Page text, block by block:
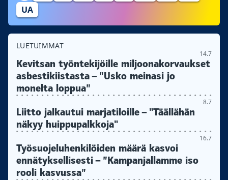
UA
LUETUIMMAT
14.7
Kevitsan työntekijöille miljoonakorvaukset
asbestikiistasta – ”Usko meinasi jo
monelta loppua”
8.7
Liitto jalkautui marjatiloille – "Täällähän
näkyy huippupalkkoja"
16.7
Työsuojeluhenkilöiden määrä kasvoi
ennätyksellisesti – ”Kampanjallamme iso
rooli kasvussa”